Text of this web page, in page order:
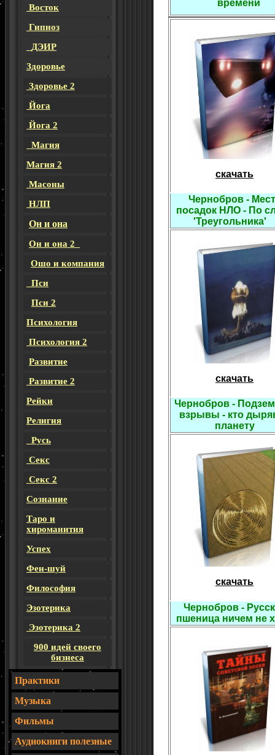
Восток
Гипноз
ДЭИР
Здоровье
Здоровье 2
Йога
Йога 2
Магия
Магия 2
Масоны
НЛП
Он и она
Он и она 2
Ошо и компания
Пси
Пси 2
Психология
Психология 2
Развитие
Развитие 2
Рейки
Религия
Русь
Секс
Секс 2
Сознание
Таро и
хироманития
Успех
Фен-шуй
Философия
Эзотерика
Эзотерика 2
900 идей своего
бизнеса
Практики
Музыка
Фильмы
Аудиокниги полезные
времени
скачать
Чернобров -
посадок НЛО - По
скачать
Чернобров -
взрывы - кто
планету
скачать
Чернобров -
пшеница ничем не